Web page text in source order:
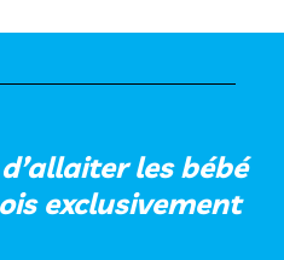
les bébé
exclusivement